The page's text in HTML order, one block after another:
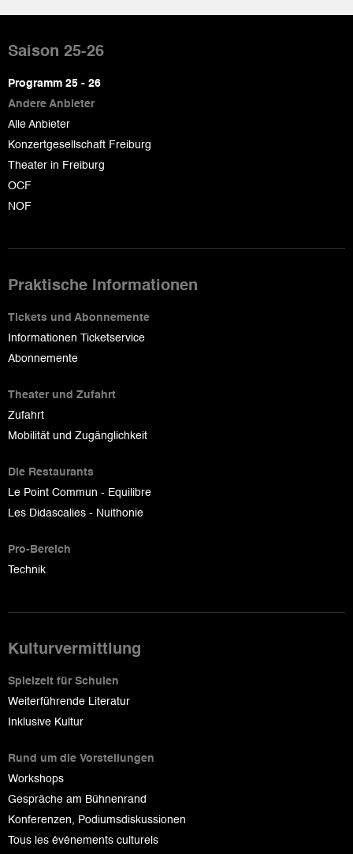
de
page
Saison 25-26
Programm 25 - 26
Andere Anbieter
Alle Anbieter
Konzertgesellschaft Freiburg
Theater in Freiburg
OCF
NOF
Praktische Informationen
Tickets und Abonnemente
Informationen Ticketservice
Abonnemente
Theater und Zufahrt
Zufahrt
Mobilität und Zugänglichkeit
Die Restaurants
Le Point Commun - Equilibre
Les Didascalies - Nuithonie
Pro-Bereich
Technik
Kulturvermittlung
Spielzeit für Schulen
Weiterführende Literatur
Inklusive Kultur
Rund um die Vorstellungen
Workshops
Gespräche am Bühnenrand
Konferenzen, Podiumsdiskussionen
Tous les événements culturels